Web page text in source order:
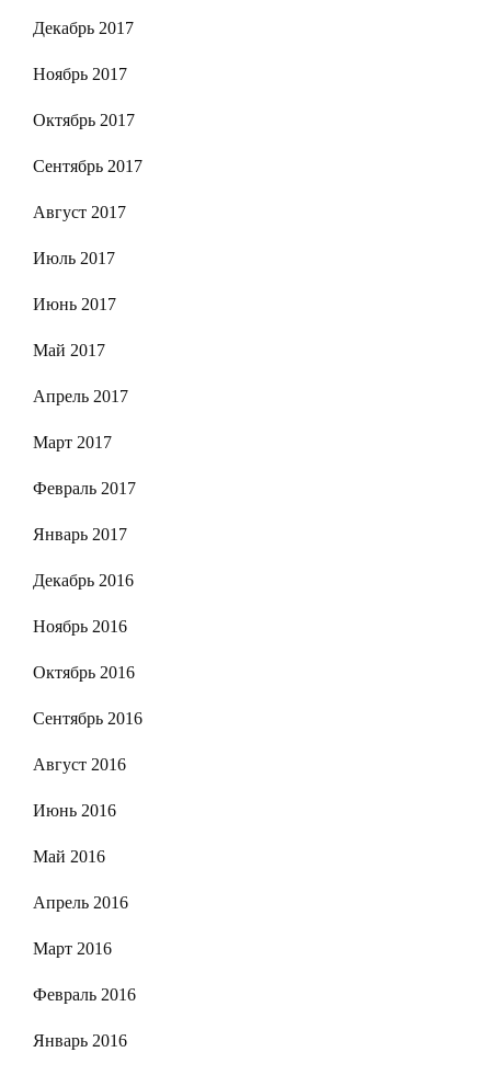
Декабрь 2017
Ноябрь 2017
Октябрь 2017
Сентябрь 2017
Август 2017
Июль 2017
Июнь 2017
Май 2017
Апрель 2017
Март 2017
Февраль 2017
Январь 2017
Декабрь 2016
Ноябрь 2016
Октябрь 2016
Сентябрь 2016
Август 2016
Июнь 2016
Май 2016
Апрель 2016
Март 2016
Февраль 2016
Январь 2016